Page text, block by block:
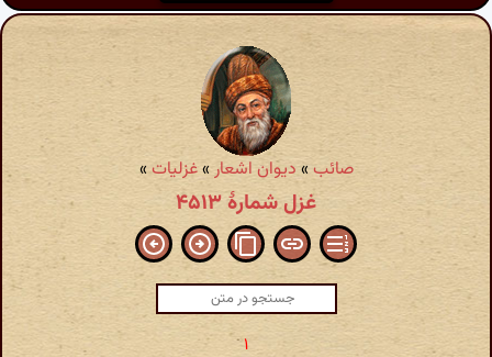
صائب »دیوان اشعار»غزلیات»
غزل شمارهٔ ۴۵۱۳